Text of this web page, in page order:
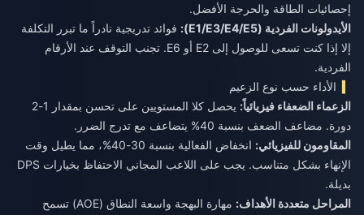
إحصائيات الطاقة والحرجة الأفضل.
الأيدولونات الفردية (E1/E3/E4/E5):
فوائد تدريجية نادراً ما تبرر التكلفة
إلا إذا كنت تسعى للوصول إلى E2 أو E6. تجنب التوقف عند الأرقام
الفردية.
الأداء حسب نوع الزعيم
الزعماء الضعفاء فيزيائياً:
يحصل كلا المستويين على تحسن بمقدار 1-2
دورة. مضاعف الضعف بنسبة 40% يتضاعف مع تدرج الضرر.
المقاومون للفيزيائي:
انخفاض الفعالية بنسبة 30-40%، مما يطيل وقت
الإنهاء بشكل متناسب. يجب على اللاعب المجاني الاحتفاظ بخيارات DPS
بديلة.
المراحل متعددة الأهداف:
مهارة البهجة واسعة النطاق (AOE) تسمح